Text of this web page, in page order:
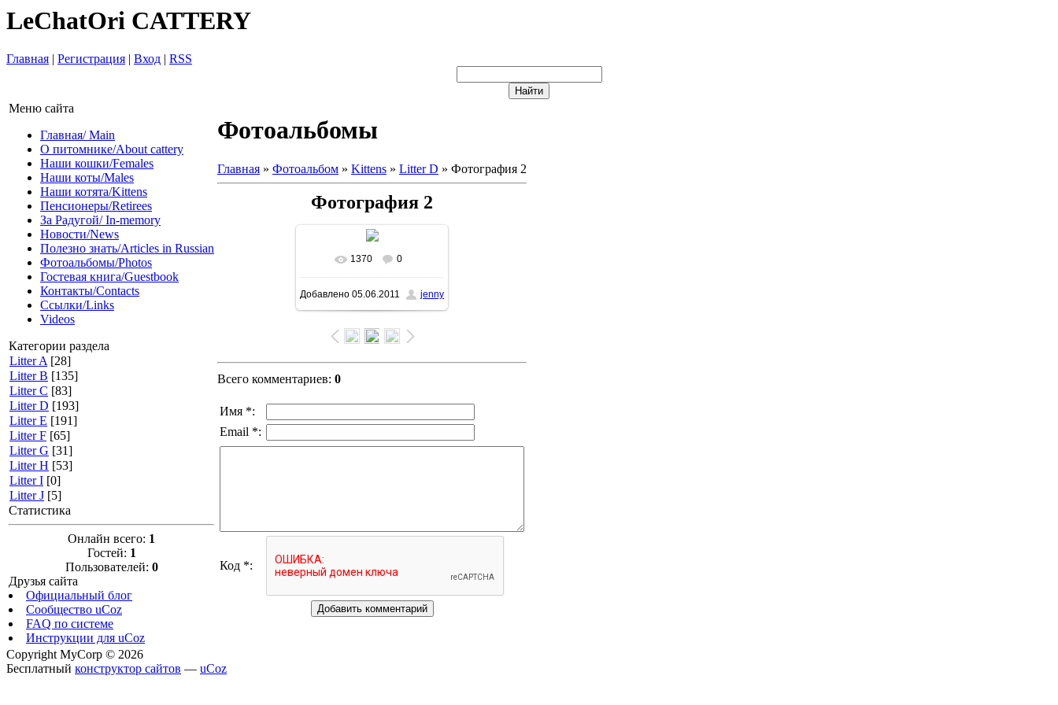
LeChatOri CATTERY
Главная | Регистрация | Вход | RSS
Меню сайта
Главная/ Main
О питомнике/About cattery
Наши кошки/Females
Наши коты/Males
Наши котята/Kittens
Пенсионеры/Retirees
За Радугой/ In-memory
Новости/News
Полезно знать/Articles in Russian
Фотоальбомы/Photos
Гостевая книга/Guestbook
Контакты/Contacts
Ссылки/Links
Videos
Категории раздела
Litter A [28]
Litter B [135]
Litter C [83]
Litter D [193]
Litter E [191]
Litter F [65]
Litter G [31]
Litter H [53]
Litter I [0]
Litter J [5]
Статистика
Онлайн всего: 1
Гостей: 1
Пользователей: 0
Друзья сайта
Официальный блог
Сообщество uCoz
FAQ по системе
Инструкции для uCoz
Фотоальбомы
Главная » Фотоальбом » Kittens » Litter D » Фотография 2
Фотография 2
1370 0
Добавлено 05.06.2011 jenny
Всего комментариев: 0
Имя *:
Email *:
Код *:
Copyright MyCorp © 2026
Бесплатный конструктор сайтов — uCoz